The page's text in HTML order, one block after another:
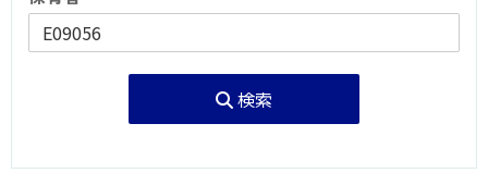
検索